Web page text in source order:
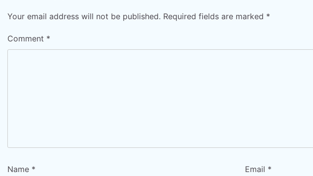
Your email address will not be published. Required fields are marked *
Comment *
Name * Email *